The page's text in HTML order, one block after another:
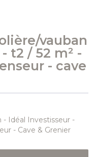
t2 / 52 m² -
- cave
- Idéal Investisseur -
- Cave & Grenier